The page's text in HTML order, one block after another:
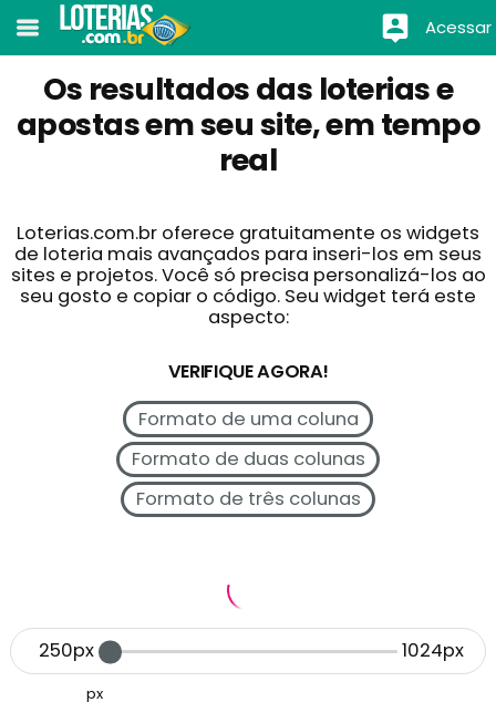
Acessar
Os resultados das loterias e
apostas em seu site, em tempo
real
Loterias.com.br oferece gratuitamente os widgets
de loteria mais avançados para inseri-los em seus
sites e projetos. Você só precisa personalizá-los ao
seu gosto e copiar o código. Seu widget terá este
aspecto:
VERIFIQUE AGORA!
Formato de uma coluna
Formato de duas colunas
Formato de três colunas
250px
px
1024px